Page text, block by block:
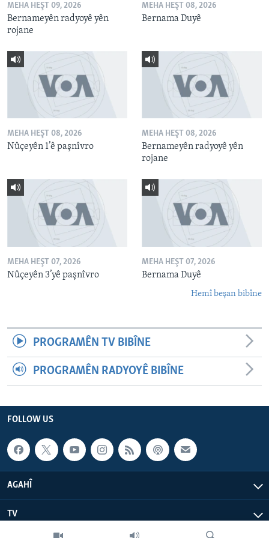
MEHA HEŞT 09, 2026
Bernameyên radyoyê yên
rojane
MEHA HEŞT 08, 2026
Bernama Duyê
MEHA HEŞT 08, 2026
Nûçeyên 1’ê paşnîvro
MEHA HEŞT 08, 2026
Bernameyên radyoyê yên
rojane
MEHA HEŞT 07, 2026
Nûçeyên 3’yê paşnîvro
MEHA HEŞT 07, 2026
Bernama Duyê
Hemî beşan bibîne
PROGRAMÊN TV BIBÎNE
PROGRAMÊN RADYOYÊ BIBÎNE
FOLLOW US
AGAHÎ
TV